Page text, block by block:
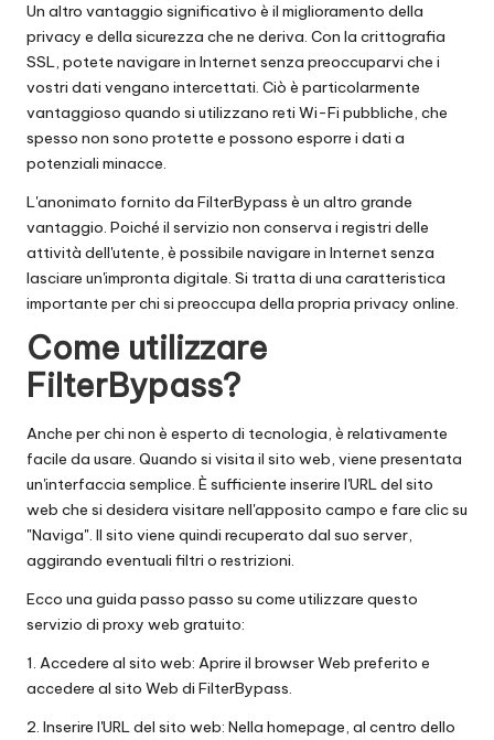
Un altro vantaggio significativo è il miglioramento della
privacy e della sicurezza che ne deriva. Con la crittografia
SSL, potete navigare in Internet senza preoccuparvi che i
vostri dati vengano intercettati. Ciò è particolarmente
vantaggioso quando si utilizzano reti Wi-Fi pubbliche, che
spesso non sono protette e possono esporre i dati a
potenziali minacce.
L'anonimato fornito da FilterBypass è un altro grande
vantaggio. Poiché il servizio non conserva i registri delle
attività dell'utente, è possibile navigare in Internet senza
lasciare un'impronta digitale. Si tratta di una caratteristica
importante per chi si preoccupa della propria privacy online.
Come utilizzare
FilterBypass?
Anche per chi non è esperto di tecnologia, è relativamente
facile da usare. Quando si visita il sito web, viene presentata
un'interfaccia semplice. È sufficiente inserire l'URL del sito
web che si desidera visitare nell'apposito campo e fare clic su
"Naviga". Il sito viene quindi recuperato dal suo server,
aggirando eventuali filtri o restrizioni.
Ecco una guida passo passo su come utilizzare questo
servizio di proxy web gratuito:
1. Accedere al sito web: Aprire il browser Web preferito e
accedere al sito Web di FilterBypass.
2. Inserire l'URL del sito web: Nella homepage, al centro dello